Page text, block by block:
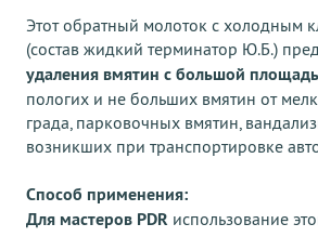
Этот обратный молоток с холодным
(состав жидкий терминатор Ю.Б.)
удаления вмятин с большой
пологих и не больших вмятин от
града, парковочных вмятин,
возникших при транспортировке
Способ применения:
Для мастеров PDR использование